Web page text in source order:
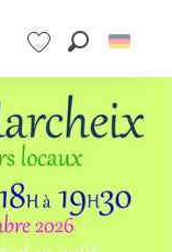
Voir les favoris